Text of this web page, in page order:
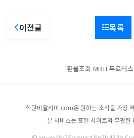
이전글 목록
환율조회 MBTI 무료테
학원비알리미.com은 원하는 소식을 가장
본 서비스는 포털 사이트와 무관한